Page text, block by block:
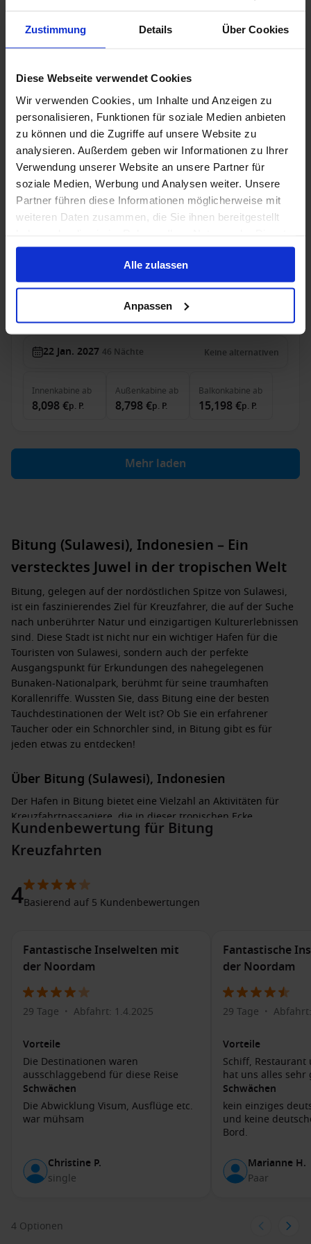
Zustimmung Details Über Cookies
Diese Webseite verwendet Cookies
Wir verwenden Cookies, um Inhalte und Anzeigen zu
personalisieren, Funktionen für soziale Medien anbieten
zu können und die Zugriffe auf unsere Website zu
analysieren. Außerdem geben wir Informationen zu Ihrer
Verwendung unserer Website an unsere Partner für
soziale Medien, Werbung und Analysen weiter. Unsere
Partner führen diese Informationen möglicherweise mit
weiteren Daten zusammen, die Sie ihnen bereitgestellt
gesammelt haben.
Alle zulassen
Anpassen
Vollpension
Bis zu 1499 € Bordguthaben
3 Nov. 2026 193Nächte
Innenkabineab
29,437 €p. P.
39,249 €
Außenkabine ab
33,187 €p. P.
44,249 €
Nur Kreuzfahrt
Ostasien ab Papeete (Tahiti), Französisch-
Polynesien auf der VASCO DA GAMA
Ab Papeete An Tokio
Bis zu 749 € Bordguthaben
22 Jan. 2027 46 Nächte Keine alternativen
Innenkabine ab
8,098 €p. P.
Außenkabine ab
8,798 €p. P.
Balkonkabine ab
15,198 €p. P.
Mehr laden
Bitung (Sulawesi), Indonesien – Ein
verstecktes Juwel in der tropischen Welt
Bitung, gelegen auf der nordöstlichen Spitze von Sulawesi,
ist ein faszinierendes Ziel für Kreuzfahrer, die auf der Suche
nach unberührter Natur und einzigartigen Kulturerlebnissen
sind. Diese Stadt ist nicht nur ein wichtiger Hafen für die
Touristen von Sulawesi, sondern auch der perfekte
Ausgangspunkt für Erkundungen des nahegelegenen
Bunaken-Nationalpark, berühmt für seine traumhaften
Korallenriffe. Wussten Sie, dass Bitung eine der besten
Tauchdestinationen der Welt ist? Ob Sie ein erfahrener
Taucher oder ein Schnorchler sind, in Bitung gibt es für
jeden etwas zu entdecken!
Über Bitung (Sulawesi), Indonesien
Der Hafen in Bitung bietet eine Vielzahl an Aktivitäten für
Kreuzfahrtpassagiere, die in dieser tropischen Ecke
Indonesiens ankommen. Bei Ihrem Aufenthalt haben Sie die
Möglichkeit, den Bunaken-Nationalpark zu besuchen, wo Sie
maritimem Leben erleben können. Tauch- und
Schnorcheltouren werden regelmäßig angeboten, und die
klaren Gewässer sind ideal, um bunte Fische und Korallen zu
Sie können auch lokale Kulturen und Traditionen
kennenlernen. Bitung ist eine kulturell vielfältige Stadt, in
der Sie traditionelle Fabrikationen und Kunstwerke
entdecken können. Nutzen Sie die Gelegenheit, lokale Märkte
zu besuchen, wo Sie frisch gefangenen Fisch, tropische
weiteres empfehlenswertes Anliegen ist der Besuch von
lokalen Restaurants, um die köstlichen delicacies der
indonesischen Küche zu genießen, wie „Nasi Goreng“ oder
„Sate.“.
Häfen, die Sie möglicherweise vor oder nach
Hong Kong,China
: Hong Kong ist bekannt für seinen
atemberaubenden Hafen und die beeindruckende Skyline.
Sydney, Australien
Kundenbewertung für Bitung
Kreuzfahrten
4Basierend auf 5 Kundenbewertungen
Fantastische Inselwelten mit
der Noordam
29 Tage • Abfahrt: 1.4.2025
Vorteile
Die Destinationen waren
ausschlaggebend für diese Reise
Schwächen
Die Abwicklung Visum, Ausflüge etc.
war mühsam
Christine P.
single
Fantastische
der Noordam
29 Tage •
Vorteile
Schiff,
hat uns alles
Schwächen
kein einziges
und keine
Bord.
Marianne H.
Paar
4 Optionen